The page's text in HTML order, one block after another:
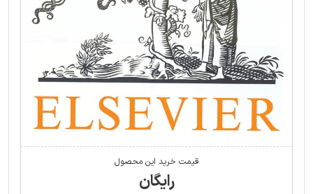
قیمت خرید این محصول
رایگان